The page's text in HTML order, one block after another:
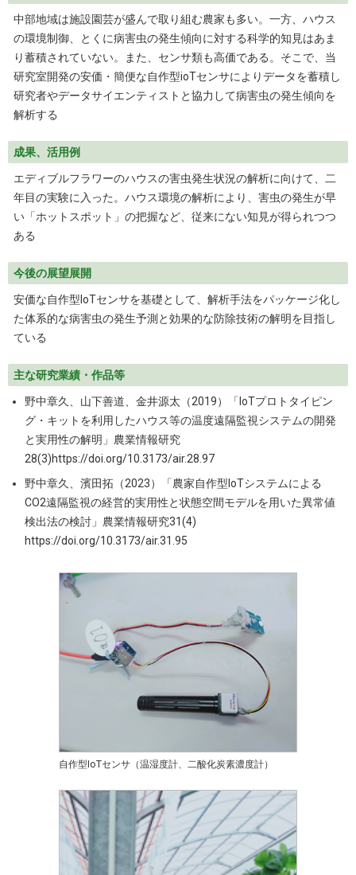
中部地域は施設園芸が盛んで取り組む農家も多い。一方、ハウス
の環境制御、とくに病害虫の発生傾向に対する科学的知見はあま
り蓄積されていない。また、センサ類も高価である。そこで、当
研究室開発の安価・簡便な自作型ioTセンサによりデータを蓄積し
研究者やデータサイエンティストと協力して病害虫の発生傾向を
解析する
成果、活用例
エディブルフラワーのハウスの害虫発生状況の解析に向けて、二
年目の実験に入った。ハウス環境の解析により、害虫の発生が早
い「ホットスポット」の把握など、従来にない知見が得られつつ
ある
今後の展望展開
安価な自作型IoTセンサを基礎として、解析手法をパッケージ化し
た体系的な病害虫の発生予測と効果的な防除技術の解明を目指し
ている
主な研究業績・作品等
野中章久、山下善道、金井源太（2019）「IoTプロトタイピン
グ・キットを利用したハウス等の温度遠隔監視システムの開発
と実用性の解明」農業情報研究
28(3)https://doi.org/10.3173/air.28.97
野中章久、濱田拓（2023）「農家自作型IoTシステムによる
CO2遠隔監視の経営的実用性と状態空間モデルを用いた異常値
検出法の検討」農業情報研究31(4)
https://doi.org/10.3173/air.31.95
自作型IoTセンサ（温湿度計、二酸化炭素濃度計）